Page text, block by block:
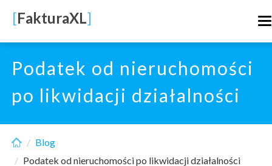
main
content
[FakturaXL]
Podatek od nieruchomości
po likwidacji działalności
Blog
Podatek od nieruchomości po likwidacji działalności